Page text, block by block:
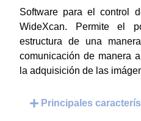
Software para el control
WideXcan. Permite el
estructura de una
comunicación de manera
la adquisición de las
Principales